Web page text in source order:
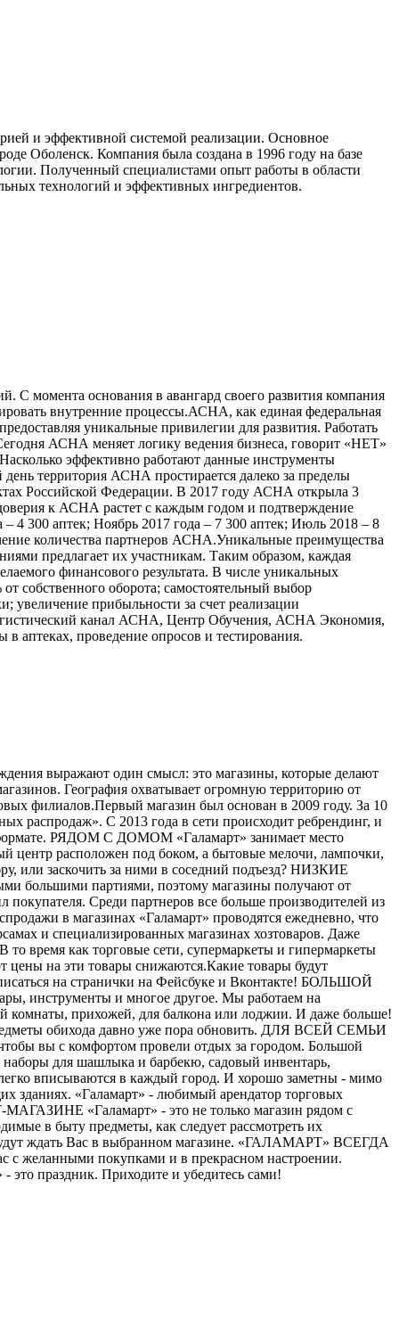
и эффективной системой реализации. Основное
Оболенск. Компания была создана в 1996 году на базе
Полученный специалистами опыт работы в области
технологий и эффективных ингредиентов.
С момента основания в авангард своего развития компания
внутренние процессы.АСНА, как единая федеральная
уникальные привилегии для развития. Работать
АСНА меняет логику ведения бизнеса, говорит «НЕТ»
эффективно работают данные инструменты
территория АСНА простирается далеко за пределы
Российской Федерации. В 2017 году АСНА открыла 3
к АСНА растет с каждым годом и подтверждение
4 300 аптек; Ноябрь 2017 года – 7 300 аптек; Июль 2018 – 8
количества партнеров АСНА.Уникальные преимущества
предлагает их участникам. Таким образом, каждая
финансового результата. В числе уникальных
собственного оборота; самостоятельный выбор
увеличение прибыльности за счет реализации
канал АСНА, Центр Обучения, АСНА Экономия,
проведение опросов и тестирования.
выражают один смысл: это магазины, которые делают
География охватывает огромную территорию от
филиалов.Первый магазин был основан в 2009 году. За 10
распродаж». С 2013 года в сети происходит ребрендинг, и
формате. РЯДОМ С ДОМОМ «Галамарт» занимает место
центр расположен под боком, а бытовые мелочи, лампочки,
или заскочить за ними в соседний подъезд? НИЗКИЕ
большими партиями, поэтому магазины получают от
Среди партнеров все больше производителей из
в магазинах «Галамарт» проводятся ежедневно, что
и специализированных магазинах хозтоваров. Даже
время как торговые сети, супермаркеты и гипермаркеты
цены на эти товары снижаются.Какие товары будут
на странички на Фейсбуке и Вконтакте! БОЛЬШОЙ
инструменты и многое другое. Мы работаем на
комнаты, прихожей, для балкона или лоджии. И даже больше!
обихода давно уже пора обновить. ДЛЯ ВСЕЙ СЕМЬИ
вы с комфортом провели отдых за городом. Большой
наборы для шашлыка и барбекю, садовый инвентарь,
вписываются в каждый город. И хорошо заметны - мимо
зданиях. «Галамарт» - любимый арендатор торговых
«Галамарт» - это не только магазин рядом с
в быту предметы, как следует рассмотреть их
будут ждать Вас в выбранном магазине. «ГАЛАМАРТ» ВСЕГДА
желанными покупками и в прекрасном настроении.
праздник. Приходите и убедитесь сами!